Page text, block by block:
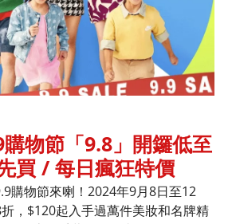
物節「9.8」開鑼低至
買 / 每日瘋狂特價
購物節來喇！2024年9月8日至12
，$120起入手過萬件美妝和名牌精